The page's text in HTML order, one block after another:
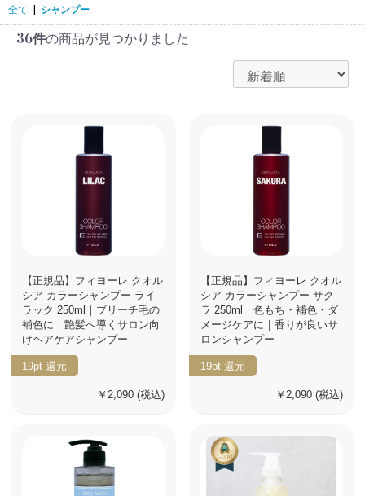
全て | シャンプー
36件の商品が見つかりました
【正規品】フィヨーレ クオル
シア カラーシャンプー ライ
ラック 250ml｜ブリーチ毛の
補色に｜艶髪へ導くサロン向
けヘアケアシャンプー
19pt 還元
￥2,090 (税込)
【正規品】フィヨーレ クオル
シア カラーシャンプー サク
ラ 250ml｜色もち・補色・ダ
メージケアに｜香りが良いサ
ロンシャンプー
19pt 還元
￥2,090 (税込)